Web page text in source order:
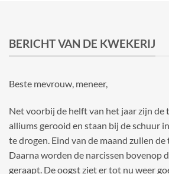
BERICHT VAN DE KWEKERIJ
Beste mevrouw, meneer,
Net voorbij de helft van het jaar zijn de
alliums gerooid en staan bij de schuur
te drogen. Eind van de maand zullen
Daarna worden de narcissen bovenop
geraapt. De oogst ziet er tot nu weer